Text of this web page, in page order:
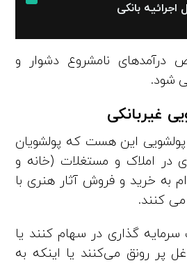
اجرائیه بانکی
نامشروع دشوار و
شود.
غیربانکی
این هست که پولشویان
در املاک و مستغلات (خانه و
به خرید و فروش آثار هنری با
کنند.
گذاری در سهام کنند یا
پر رونق می‌کنند یا اینکه به